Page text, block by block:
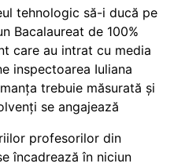
tehnologic să-i ducă pe
Bacalaureat de 100%
care au intrat cu media
inspectoarea Iuliana
trebuie măsurată și
se angajează
profesorilor din
încadrează în niciun